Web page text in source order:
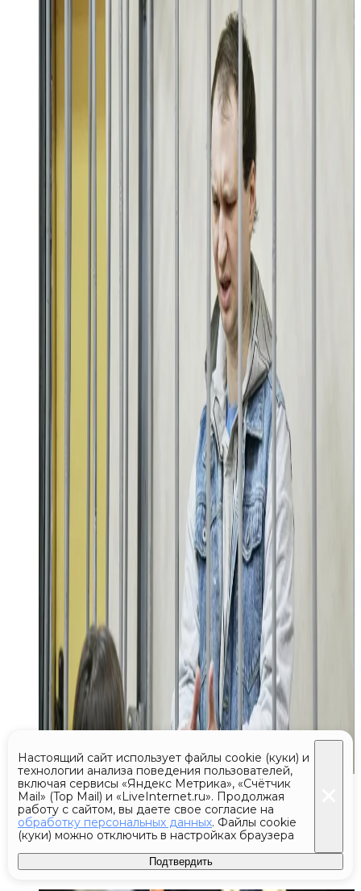
Сегодня 04:25
Фотограф в США накачивал
моделей наркотиками
и насиловал их
Настоящий сайт использует файлы cookie (куки) и
технологии анализа поведения пользователей,
включая сервисы «Яндекс Метрика», «Счётчик
Mail» (Top Mail) и «LiveInternet.ru». Продолжая
работу с сайтом, вы даете свое согласие на
обработку персональных данных. Файлы cookie
(куки) можно отключить в настройках браузера
Подтвердить